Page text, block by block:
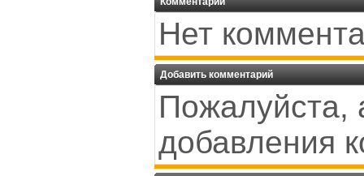
Нет
Добавить комментарий
Пожалуйста,
добавления